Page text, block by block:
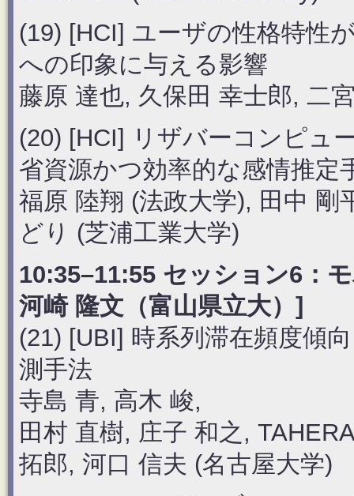
(19) [HCI] ユーザの性格特性
への印象に与える影響
藤原 達也, 久保田 幸士郎, 二
(20) [HCI] リザバーコンピュ
省資源かつ効率的な感情推定
福原 陸翔 (法政大学), 田中 剛
どり (芝浦工業大学)
10:35–11:55 セッション6：
河崎 隆文（富山県立大）]
(21) [UBI] 時系列滞在頻度傾
測手法
寺島 青, 高木 峻,
田村 直樹, 庄子 和之,
拓郎, 河口 信夫 (名古屋大学)